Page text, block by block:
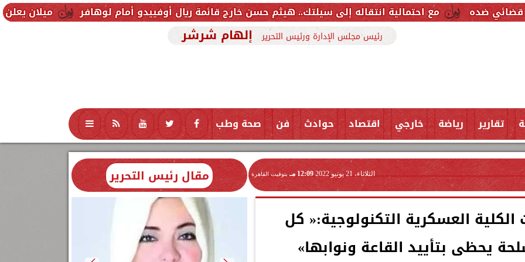
ميلان يعلن فسخ عقد مع احتمالية انتقاله إلى سيلتك.. هيثم حسن خارج قائمة ريال أوفييدو أمام لوهافر
رئيس مجلس الإدارة ورئيس التحرير إلهام شرشر
تقارير رياضة خارجي اقتصاد حوادث فن صحة وطب تكنولوجيا منوعات محافظات
الثلاثاء، 21 يونيو 2022 12:09 مـ بتوقيت القاهرة
الكلية العسكرية التكنولوجية:« كل
يحظى بتأييد القاعة ونوابها»
مقال رئيس التحرير